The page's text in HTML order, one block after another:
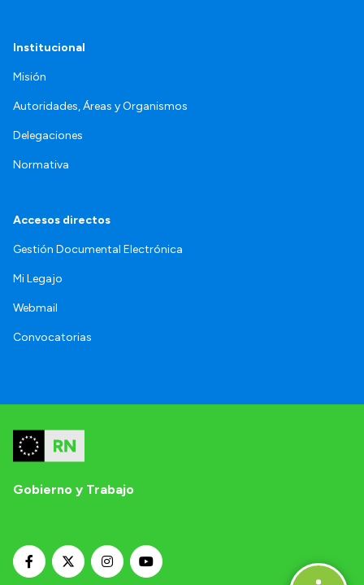
Institucional
Misión
Autoridades, Áreas y Organismos
Delegaciones
Normativa
Accesos directos
Gestión Documental Electrónica
Mi Legajo
Webmail
Convocatorias
Gobierno y Trabajo